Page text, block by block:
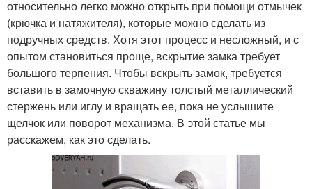
относительно легко можно открыть при помощи отмычек
(крючка и натяжителя), которые можно сделать из
подручных средств. Хотя этот процесс и несложный, и с
опытом становиться проще, вскрытие замка требует
большого терпения. Чтобы вскрыть замок, требуется
вставить в замочную скважину толстый металлический
стержень или иглу и вращать ее, пока не услышите
щелчок или поворот механизма. В этой статье мы
расскажем, как это сделать.